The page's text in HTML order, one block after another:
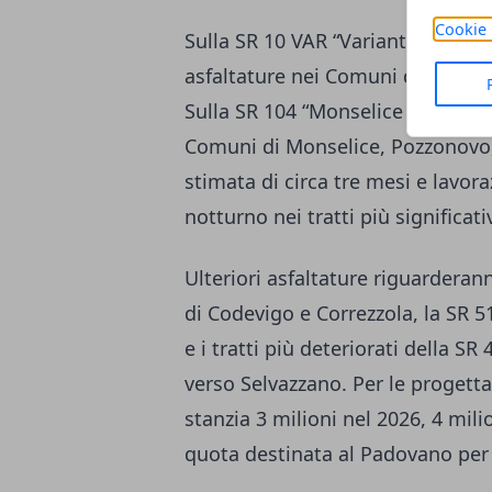
Cookie
Sulla SR 10 VAR “Variante di
asfaltature nei Comuni di Este
Sulla SR 104 “Monselice mare”
Comuni di Monselice,
stimata di circa tre mesi e
notturno nei tratti più
Ulteriori asfaltature
di Codevigo e Correzzola, la SR
e i tratti più deteriorati della SR
verso Selvazzano. Per le
stanzia 3 milioni nel 2026, 4
quota destinata al Padovano